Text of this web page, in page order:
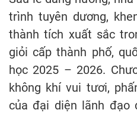
trình tuyên dương,
thành tích xuất sắc
giỏi cấp thành phố,
học 2025 – 2026.
không khí vui tươi,
của đại diện lãnh đạo